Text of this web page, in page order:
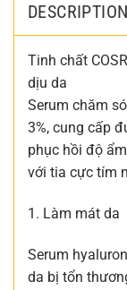
DESCRIPTION
Tinh chất
dịu da
Serum chăm
3%, cung cấp
phục hồi độ
với tia cực tím
1. Làm mát da
Serum
da bị tổn